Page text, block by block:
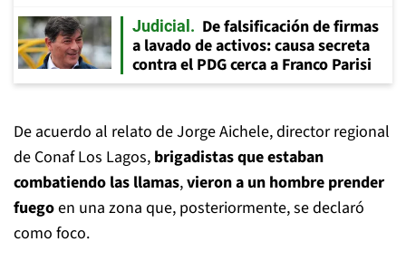
Judicial
De falsificación de firmas
a lavado de activos: causa secreta
contra el PDG cerca a Franco Parisi
De acuerdo al relato de Jorge Aichele, director regional
de Conaf Los Lagos, brigadistas que estaban
combatiendo las llamas,vieron a un hombre prender
fuegoen una zona que, posteriormente, se declaró
como foco.